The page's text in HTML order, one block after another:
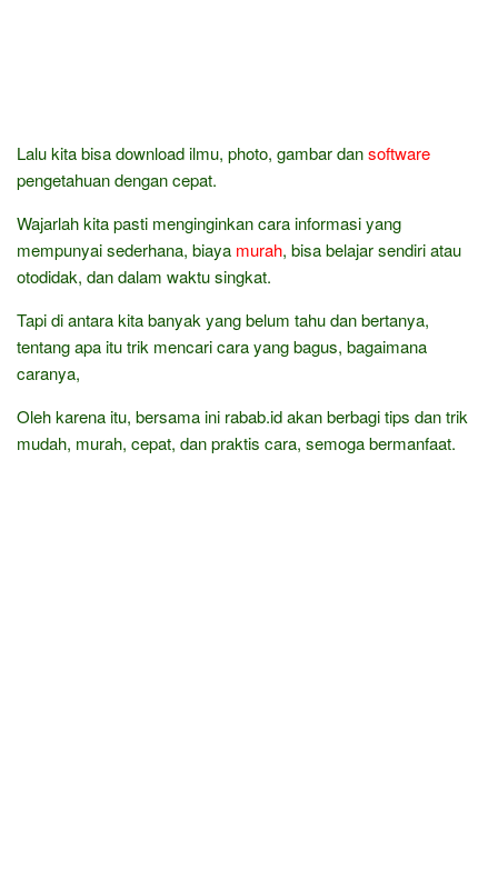
Lalu kita bisa download ilmu, photo, gambar dansoftware
pengetahuan dengan cepat.
Wajarlah kita pasti menginginkan cara informasi yang
mempunyai sederhana, biaya murah, bisa belajar sendiri atau
otodidak, dan dalam waktu singkat.
Tapi di antara kita banyak yang belum tahu dan bertanya,
tentang apa itu trik mencari cara yang bagus, bagaimana
caranya,
Oleh karena itu, bersama ini rabab.id akan berbagi tips dan trik
mudah, murah, cepat, dan praktis cara, semoga bermanfaat.